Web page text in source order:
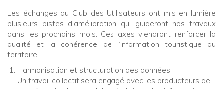
Les échanges du Club des Utilisateurs ont mis en lumière
plusieurs pistes d'amélioration qui guideront nos travaux
dans les prochains mois. Ces axes viendront renforcer la
qualité et la cohérence de l’information touristique du
territoire.
Harmonisation et structuration des données.
Un travail collectif sera engagé avec les producteurs de